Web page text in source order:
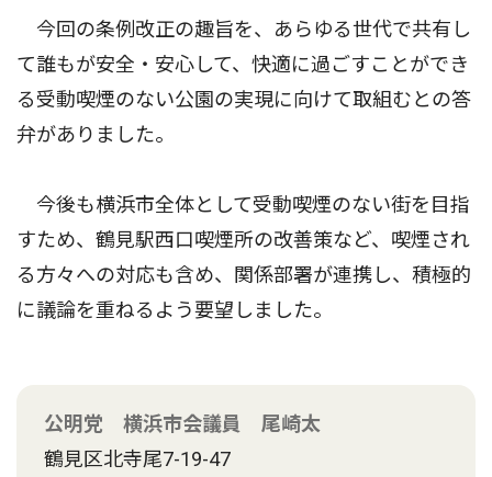
今回の条例改正の趣旨を、あらゆる世代で共有し
て誰もが安全・安心して、快適に過ごすことができ
る受動喫煙のない公園の実現に向けて取組むとの答
弁がありました。
今後も横浜市全体として受動喫煙のない街を目指
すため、鶴見駅西口喫煙所の改善策など、喫煙され
る方々への対応も含め、関係部署が連携し、積極的
に議論を重ねるよう要望しました。
公明党 横浜市会議員 尾崎太
鶴見区北寺尾7-19-47